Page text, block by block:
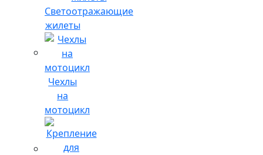
Светоотражающие
жилеты
Чехлы
на
мотоцикл